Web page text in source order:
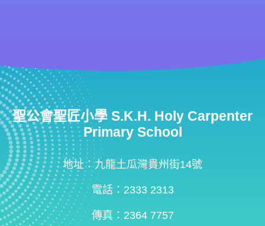
聖公會聖匠小學 S.K.H. Holy Carpenter
Primary School
地址：九龍土瓜灣貴州街14號
電話：2333 2313
傳真：2364 7757